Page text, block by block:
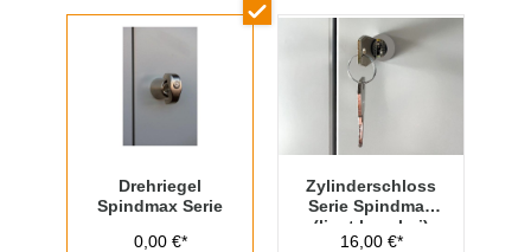
Drehriegel
Spindmax Serie
0,00 €*
Zylinderschloss
Serie Spindmax
(liegt lose bei)
16,00 €*